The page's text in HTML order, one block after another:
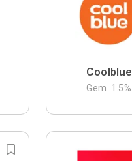
Coolblue
Gem. 1.5%